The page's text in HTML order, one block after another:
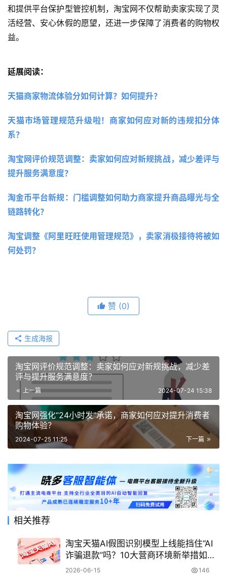
和提供平台保护型管控机制，淘宝网不仅帮助卖家实现了灵
活经营、安心休假的愿望，还进一步保障了消费者的购物权
益。
延展阅读：
天猫商家物流体验分如何计算？如何提升？
天猫市场管理规范升级啦！商家如何应对新的违规扣分体
系？
淘宝网评价规范调整：卖家如何应对新规挑战，减少差评与
提升服务满意度？
淘金币平台新规：门槛调整如何助力商家提升商品曝光与全
链路转化？
淘宝调整《阿里旺旺使用管理规范》，卖家消极接待将被如
何处罚？
赞 (0)
生成海报
淘宝网评价规范调整：卖家如何应对新规挑战，减少差
评与提升服务满意度？
上一篇 2024-07-24 15:38
淘宝网强化“24小时发”承诺，商家如何应对提升消费者
购物体验？
下一篇
2024-07-25 11:25
相关推荐
淘宝天猫AI假图识别模型上线能挡住“AI
诈骗退款”吗？10大营商环境新举措如何
保障商家权益？
2026-06-15 146